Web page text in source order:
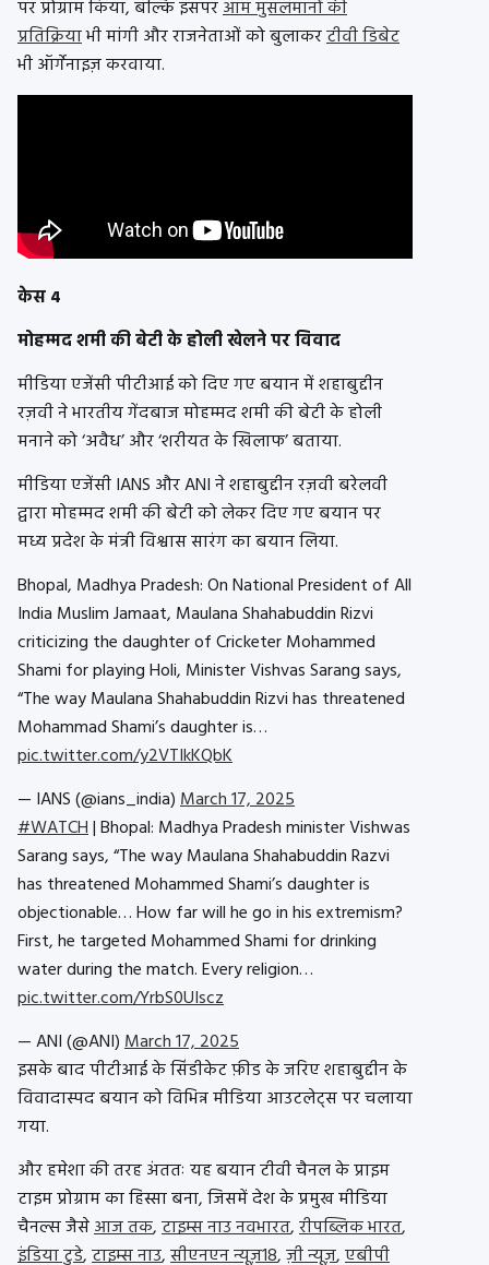
पर प्रोग्राम किया, बल्कि इसपरआम मुसलमानों की
प्रतिक्रियाभी मांगी और राजनेताओं को बुलाकरटीवी डिबेट
भी ऑर्गेनाइज़ करवाया.
केस 4
मोहम्मद शमी की बेटी के होली खेलने पर विवाद
मीडिया एजेंसी पीटीआई को दिए गए बयान में शहाबुद्दीन
रज़वी ने भारतीय गेंदबाज मोहम्मद शमी की बेटी के होली
मनाने को ‘अवैध’ और ‘शरीयत के खिलाफ’ बताया.
मीडिया एजेंसी IANS और ANI ने शहाबुद्दीन रज़वी बरेलवी
द्वारा मोहम्मद शमी की बेटी को लेकर दिए गए बयान पर
मध्य प्रदेश के मंत्री विश्वास सारंग का बयान लिया.
Bhopal, Madhya Pradesh: On National President of All
India Muslim Jamaat, Maulana Shahabuddin Rizvi
criticizing the daughter of Cricketer Mohammed
Shami for playing Holi, Minister Vishvas Sarang says,
“The way Maulana Shahabuddin Rizvi has threatened
Mohammad Shami’s daughter is…
pic.twitter.com/y2VTIkKQbK
— IANS (@ians_india)March 17, 2025
#WATCH| Bhopal: Madhya Pradesh minister Vishwas
Sarang says, “The way Maulana Shahabuddin Razvi
has threatened Mohammed Shami’s daughter is
objectionable… How far will he go in his extremism?
First, he targeted Mohammed Shami for drinking
water during the match. Every religion…
pic.twitter.com/YrbS0UIscz
— ANI (@ANI)March 17, 2025
इसके बाद पीटीआई के सिंडीकेट फ़ीड के जरिए शहाबुद्दीन के
विवादास्पद बयान को विभिन्न मीडिया आउटलेट्स पर चलाया
गया.
और हमेशा की तरह अंततः यह बयान टीवी चैनल के प्राइम
टाइम प्रोग्राम का हिस्सा बना, जिसमें देश के प्रमुख मीडिया
चैनल्स जैसेआज तक,टाइम्स नाउ नवभारत,रीपब्लिक भारत,
इंडिया टुडे,टाइम्स नाउ,सीएनएन न्यूज़18,ज़ी न्यूज़,एबीपी